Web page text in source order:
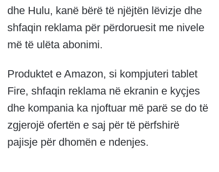
dhe Hulu, kanë bërë të njëjtën lëvizje dhe
shfaqin reklama për përdoruesit me nivele
më të ulëta abonimi.
Produktet e Amazon, si kompjuteri tablet
Fire, shfaqin reklama në ekranin e kyçjes
dhe kompania ka njoftuar më parë se do të
zgjerojë ofertën e saj për të përfshirë
pajisje për dhomën e ndenjes.